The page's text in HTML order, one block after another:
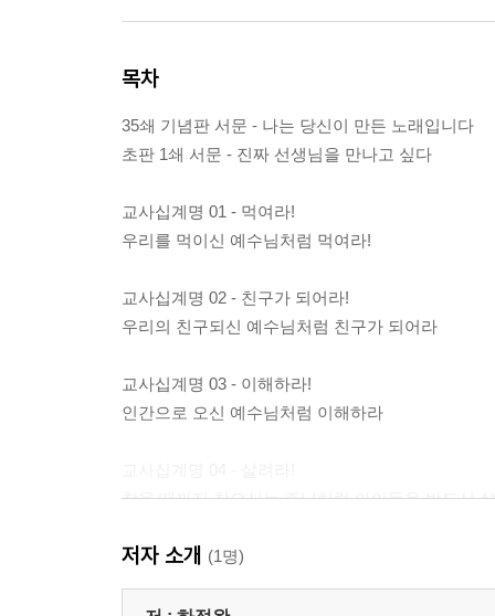
목차
35쇄 기념판 서문 - 나는 당신이 만든 노래입니다
초판 1쇄 서문 - 진짜 선생님을 만나고 싶다
교사십계명 01 - 먹여라!
우리를 먹이신 예수님처럼 먹여라!
교사십계명 02 - 친구가 되어라!
우리의 친구되신 예수님처럼 친구가 되어라
교사십계명 03 - 이해하라!
인간으로 오신 예수님처럼 이해하라
찾을 때까지 찾으시는 주님처럼 아이들을 반드시
교사십계명 05 - 사랑하라!
사랑 자체이신 주님처럼 죽도록 사랑하라
저자 소개 (1명)